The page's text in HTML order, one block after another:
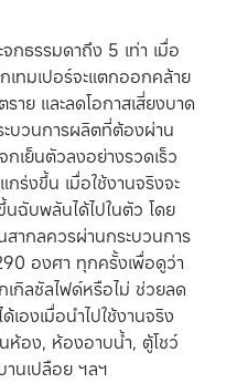
ธรรมดาถึง 5 เท่า เมื่อ
เทมเปอร์จะแตกออกคล้าย
าย และลดโอกาสเสี่ยงบาด
ะบวนการผลิตที่ต้องผ่าน
เย็นตัวลงอย่างรวดเร็ว
ร่งขึ้น เมื่อใช้งานจริงจะ
บพลันได้ไปในตัว โดย
สากลควรผ่านกระบวนการ
องศา ทุกครั้งเพื่อดูว่า
เกิลซัลไฟด์หรือไม่ ช่วยลด
เองเมื่อนำไปใช้งานจริง
ห้อง, ห้องอาบน้ำ, ตู้โชว์
นเปลือย ฯลฯ